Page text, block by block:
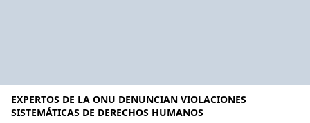
EXPERTOS DE LA ONU DENUNCIAN VIOLACIONES
SISTEMÁTICAS DE DERECHOS HUMANOS